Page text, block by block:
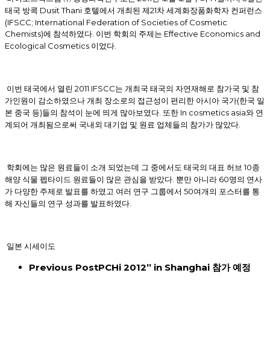
태국 방콕 Dusit Thani 호텔에서 개최된 제21차세계화장품화학자 컨퍼런스
(IFSCC; International Federation of Societies of Cosmetic
Chemists)에 참석하였다 이번 학회의 주제는 Effective Economics and
Ecological Cosmetics 이었다
이번 태국에서 열린 2011 IFSCC는 개최국 태국의 자연재해로 참가국 및 참
가인원이 감소하였으나 개최 장소로의 접근성이 편리한 아시아 국가(한국 일
본 중국 등)들의 참석이 눈에 띄게 많아보였다 또한 In cosmetics asia와 연
계되어 개최됨으로써 국내외 대기업 및 원료 업체들의 참가가 많았다
학회에는 많은 원료들이 소개 되었는데 그 중에서도 태국의 대표 허브 10종
해양 식물 펩타이드 원료들이 많은 관심을 받았다 뿐만 아니라 60명의 연사
가 다양한 주제로 발표를 하였고 여러 연구 그룹에서 50여개의 포스터를 통
해 자신들의 연구 성과를 발표하였다
일본 시세이도
Previous PostPCHi 2012” in Shanghai 참가 예정